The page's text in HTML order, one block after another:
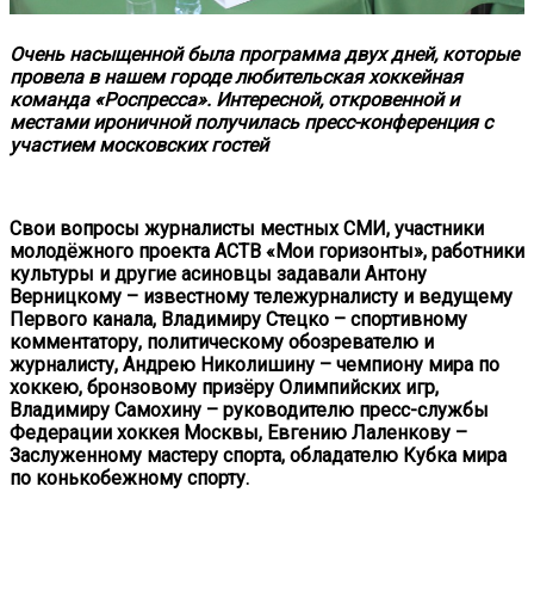
Очень насыщенной была программа двух дней, которые
провела в нашем городе любительская хоккейная
команда «Роспресса». Интересной, откровенной и
местами ироничной получилась пресс-конференция с
участием московских гостей
Свои вопросы журналисты местных СМИ, участники
молодёжного проекта АСТВ «Мои горизонты», работники
культуры и другие асиновцы задавали Антону
Верницкому – известному тележурналисту и ведущему
Первого канала, Владимиру Стецко – спортивному
комментатору, политическому обозревателю и
журналисту, Андрею Николишину – чемпиону мира по
хоккею, бронзовому призёру Олимпийских игр,
Владимиру Самохину – руководителю пресс-службы
Федерации хоккея Москвы, Евгению Лаленкову –
Заслуженному мастеру спорта, обладателю Кубка мира
по конькобежному спорту.